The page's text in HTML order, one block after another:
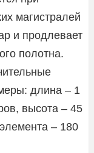
магистралей
и продлевает
полотна.
длина – 1
высота – 45
– 180